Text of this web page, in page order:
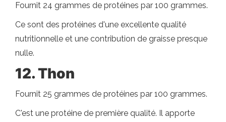
Fournit 24 grammes de protéines par 100 grammes.
Ce sont des protéines d'une excellente qualité
nutritionnelle et une contribution de graisse presque
nulle.
12. Thon
Fournit 25 grammes de protéines par 100 grammes.
C'est une protéine de première qualité. Il apporte